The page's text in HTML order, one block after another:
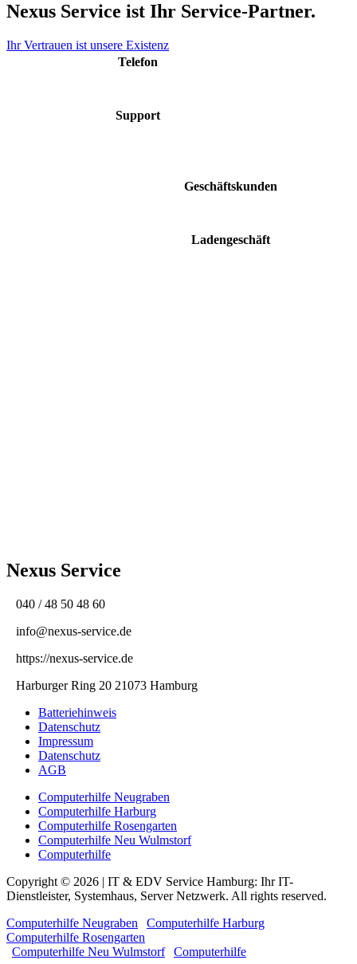
Nexus Service ist Ihr Service-Partner.
Ihr Vertrauen ist unsere Existenz
Telefon
Support
Geschäftskunden
Ladengeschäft
Nexus Service
040 / 48 50 48 60
info@nexus-service.de
https://nexus-service.de
Harburger Ring 20 21073 Hamburg
Batteriehinweis
Datenschutz
Impressum
Datenschutz
AGB
Computerhilfe Neugraben
Computerhilfe Harburg
Computerhilfe Rosengarten
Computerhilfe Neu Wulmstorf
Computerhilfe
Copyright © 2026 | IT & EDV Service Hamburg: Ihr IT-
Dienstleister, Systemhaus, Server Netzwerk. All rights reserved.
Computerhilfe Neugraben
Computerhilfe Harburg
Computerhilfe Rosengarten
Computerhilfe Neu Wulmstorf| Computerhilfe